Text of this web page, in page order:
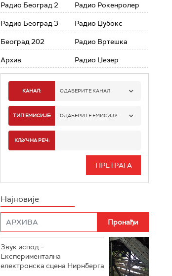
Радио Београд 2
Радио Београд 3
Београд 202
Архив
Радио Рокенролер
Радио Џубокс
Радио Вртешка
Радио Џезер
КАНАЛ: ОДАБЕРИТЕ КАНАЛ
РАДИО БЕОГРАД 1
РАДИО БЕОГРАД 3
РАДИО РОКЕНРОЛЕР
РАДИО ЏУБОКС
РАДИО ВРТЕШКА
ТИП ЕМИСИЈЕ: ОДАБЕРИТЕ ЕМИСИЈУ
ИНФО
КЉУЧНА РЕЧ:
Најновије
Звук испод –
Експериментална
електронска сцена Нирнберга